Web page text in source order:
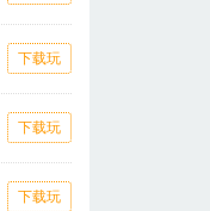
下载玩
下载玩
下载玩